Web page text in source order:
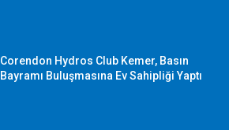
Corendon Hydros Club Kemer, Basın
Bayramı Buluşmasına Ev Sahipliği Yaptı